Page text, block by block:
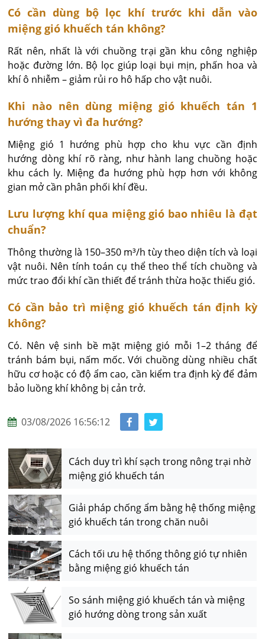
Có cần dùng bộ lọc khí trước khi dẫn vào
miệng gió khuếch tán không?
Rất nên, nhất là với chuồng trại gần khu công nghiệp
hoặc đường lớn. Bộ lọc giúp loại bụi mịn, phấn hoa và
khí ô nhiễm – giảm rủi ro hô hấp cho vật nuôi.
Khi nào nên dùng miệng gió khuếch tán 1
hướng thay vì đa hướng?
Miệng gió 1 hướng phù hợp cho khu vực cần định
hướng dòng khí rõ ràng, như hành lang chuồng hoặc
khu cách ly. Miệng đa hướng phù hợp hơn với không
gian mở cần phân phối khí đều.
Lưu lượng khí qua miệng gió bao nhiêu là đạt
chuẩn?
Thông thường là 150–350 m³/h tùy theo diện tích và loại
vật nuôi. Nên tính toán cụ thể theo thể tích chuồng và
mức trao đổi khí cần thiết để tránh thừa hoặc thiếu gió.
Có cần bảo trì miệng gió khuếch tán định kỳ
không?
Có. Nên vệ sinh bề mặt miệng gió mỗi 1–2 tháng để
tránh bám bụi, nấm mốc. Với chuồng dùng nhiều chất
hữu cơ hoặc có độ ẩm cao, cần kiểm tra định kỳ để đảm
bảo luồng khí không bị cản trở.
03/08/2026 16:56:12
Cách duy trì khí sạch trong nông trại nhờ
miệng gió khuếch tán
Giải pháp chống ẩm bằng hệ thống miệng
gió khuếch tán trong chăn nuôi
Cách tối ưu hệ thống thông gió tự nhiên
bằng miệng gió khuếch tán
So sánh miệng gió khuếch tán và miệng
gió hướng dòng trong sản xuất